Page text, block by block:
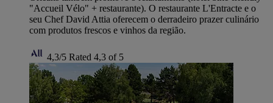
"Accueil Vélo" + restaurante). O restaurante L'Entracte e o
seu Chef David Attia oferecem o derradeiro prazer culinário
com produtos frescos e vinhos da região.
4,3/5 Rated 4,3 of 5